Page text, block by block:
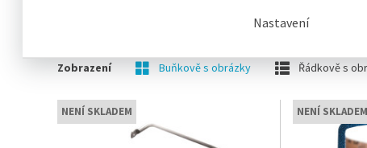
Nastavení
Od nejlevnějšího Od nejdražšího
Zobrazení Buňkově s obrázky Řádkově s
NENÍ SKLADEM NENÍ SKLADEM